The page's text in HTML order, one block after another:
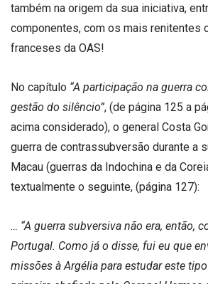
também na origem da sua iniciativa,
componentes, com os mais renitentes
franceses da OAS!
No capítulo “A participação na guerra
gestão do silêncio”, (de página 125 a
acima considerado), o general Costa
guerra de contrassubversão durante a
Macau (guerras da Indochina e da
textualmente o seguinte, (página 127):
… “A guerra subversiva não era, então,
Portugal. Como já o disse, fui eu que
missões à Argélia para estudar este